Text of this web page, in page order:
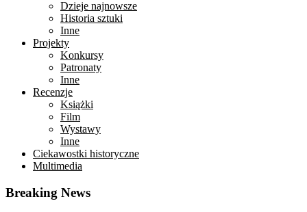
Dzieje najnowsze
Historia sztuki
Inne
Projekty
Konkursy
Patronaty
Inne
Recenzje
Książki
Film
Wystawy
Inne
Ciekawostki historyczne
Multimedia
Breaking News